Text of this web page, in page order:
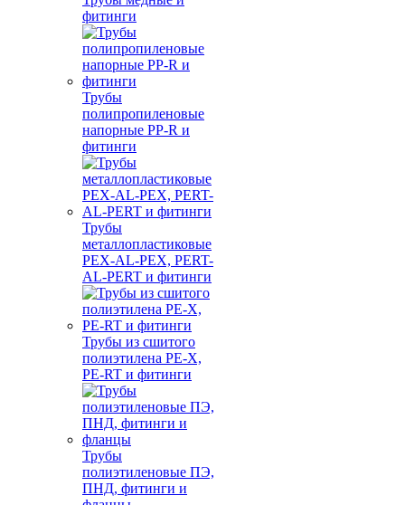
фитинги
Трубы
полипропиленовые
напорные PP-R и
фитинги
Трубы
металлопластиковые
PEX-AL-PEX, PERT-
AL-PERT и фитинги
Трубы из сшитого
полиэтилена PE-X,
PE-RT и фитинги
Трубы
полиэтиленовые ПЭ,
ПНД, фитинги и